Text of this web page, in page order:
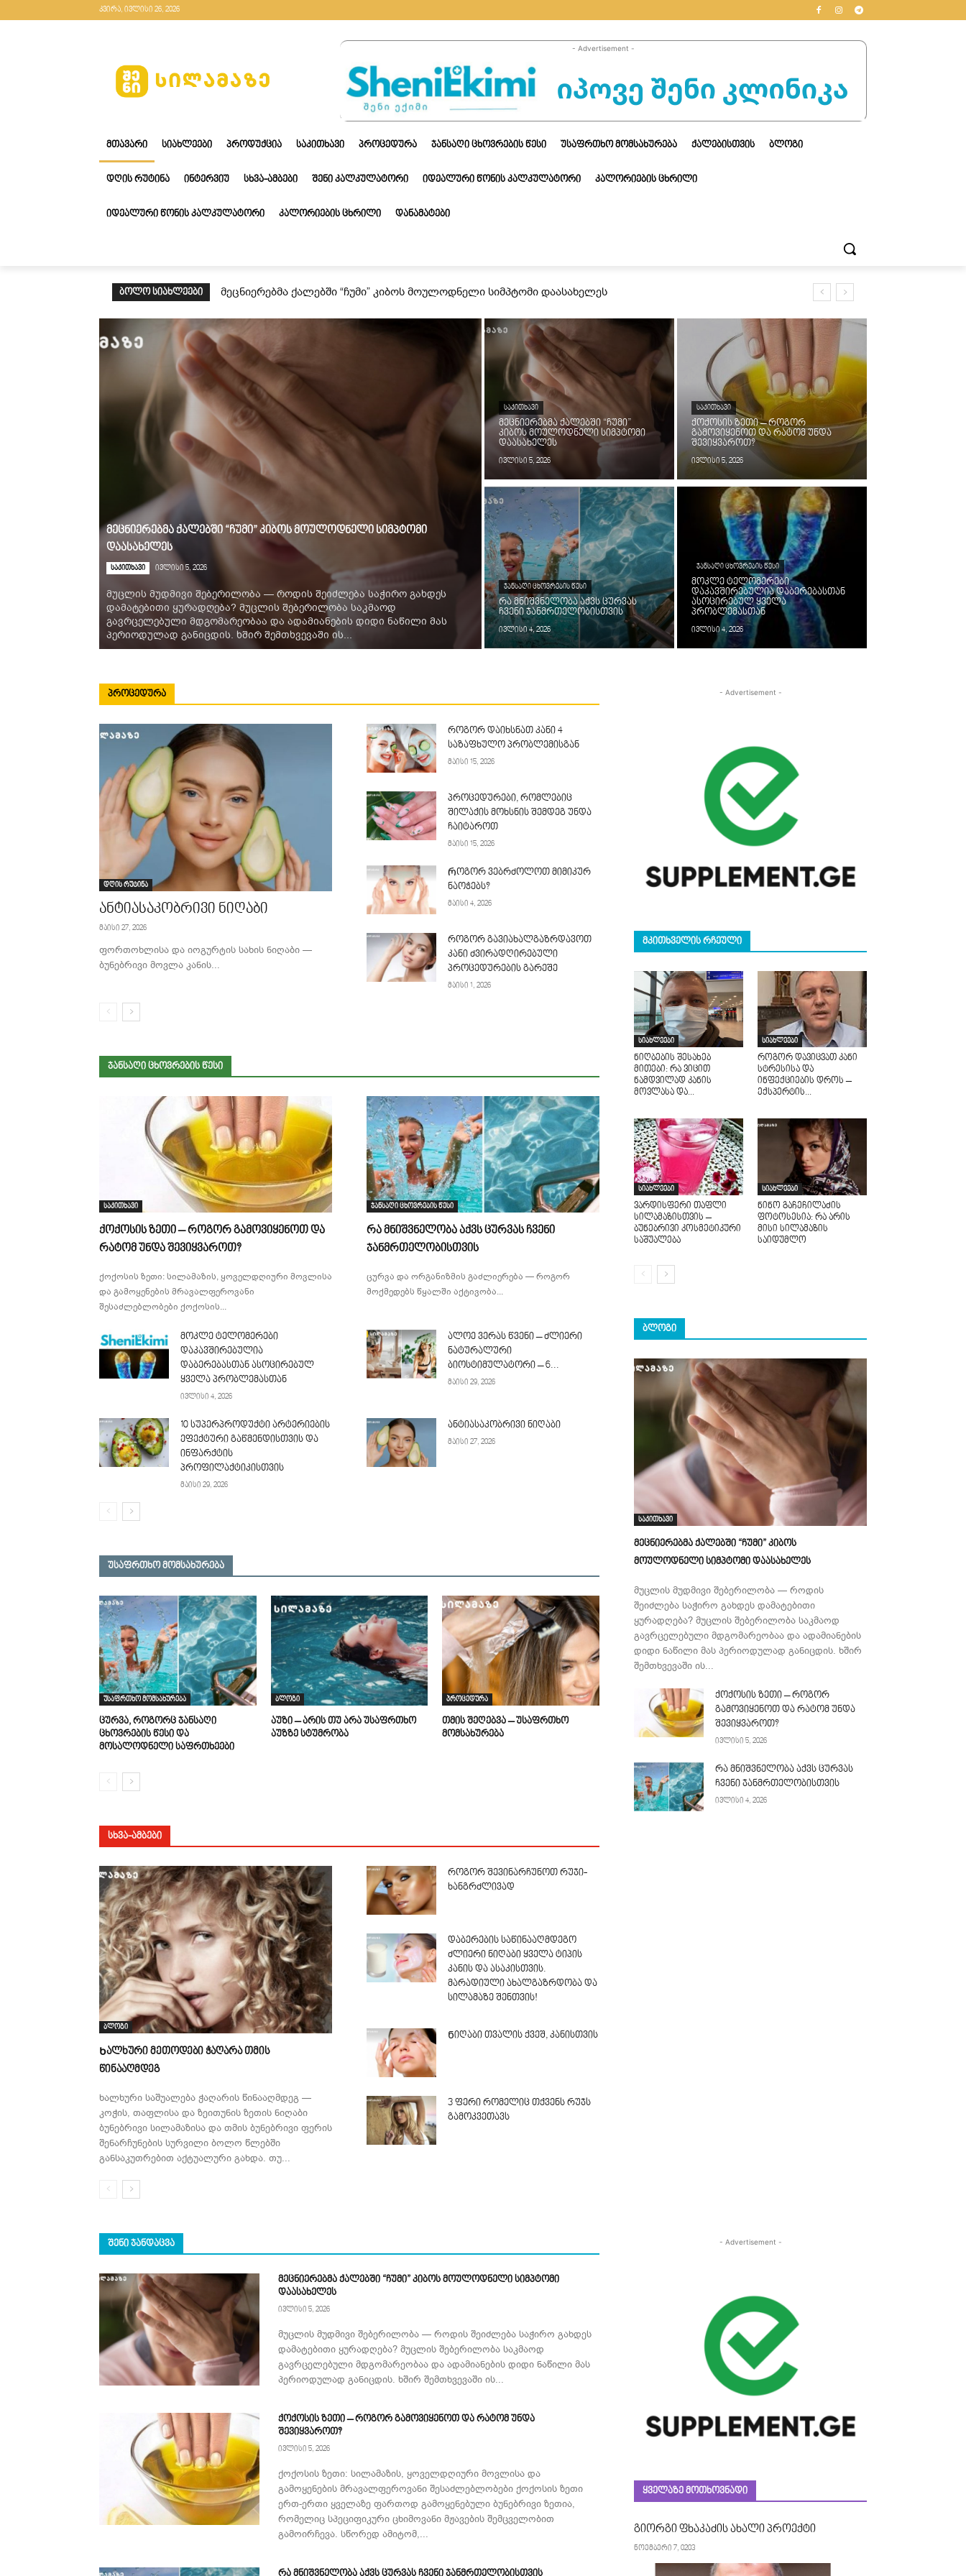
კვირა, ივლისი 26, 2026
- Advertisement -
ᲛᲗᲐᲕᲐᲠᲘ ᲡᲘᲐᲮᲚᲔᲔᲑᲘ ᲞᲠᲝᲓᲣᲥᲪᲘᲐ ᲡᲐᲙᲘᲗᲮᲐᲕᲘ ᲞᲠᲝᲪᲔᲓᲣᲠᲐ ᲯᲐᲜᲡᲐᲦᲘ ᲪᲮᲝᲕᲠᲔᲑᲘᲡ ᲬᲔᲡᲘ ᲣᲡᲐᲤᲠᲗᲮᲝ ᲛᲝᲛᲡᲐᲮᲣᲠᲔᲑᲐ ᲥᲐᲚᲔᲑᲘᲡᲗᲕᲘᲡ ᲑᲚᲝᲒᲘ
ᲓᲦᲘᲡ ᲠᲣᲢᲘᲜᲐ ᲘᲜᲢᲔᲠᲕᲘᲣ ᲡᲮᲕᲐ-ᲐᲛᲑᲔᲑᲘ ᲨᲔᲜᲘ ᲙᲐᲚᲙᲣᲚᲐᲢᲝᲠᲘ ᲘᲓᲔᲐᲚᲣᲠᲘ ᲬᲝᲜᲘᲡ ᲙᲐᲚᲙᲣᲚᲐᲢᲝᲠᲘ ᲙᲐᲚᲝᲠᲘᲔᲑᲘᲡ ᲪᲮᲠᲘᲚᲘ
ᲘᲓᲔᲐᲚᲣᲠᲘ ᲬᲝᲜᲘᲡ ᲙᲐᲚᲙᲣᲚᲐᲢᲝᲠᲘ ᲙᲐᲚᲝᲠᲘᲔᲑᲘᲡ ᲪᲮᲠᲘᲚᲘ ᲓᲐᲜᲐᲛᲐᲢᲔᲑᲘ
ᲑᲝᲚᲝ ᲡᲘᲐᲮᲚᲔᲔᲑᲘ მეცნიერებმა ქალებში “ჩუმი” კიბოს მოულოდნელი სიმპტომი დაასახელეს
მეცნიერებმა ქალებში “ჩუმი” კიბოს მოულოდნელი სიმპტომი
დაასახელეს
საკითხავი ივლისი 5, 2026
მუცლის მუდმივი შებერილობა — როდის შეიძლება საჭირო გახდეს
დამატებითი ყურადღება? მუცლის შებერილობა საკმაოდ
გავრცელებული მდგომარეობაა და ადამიანების დიდი ნაწილი მას
პერიოდულად განიცდის. ხშირ შემთხვევაში ის...
ᲡᲐᲙᲘᲗᲮᲐᲕᲘ
მეცნიერებმა ქალებში “ჩუმი”
კიბოს მოულოდნელი სიმპტომი
დაასახელეს
ივლისი 5, 2026
ᲡᲐᲙᲘᲗᲮᲐᲕᲘ
ქოქოსის ზეთი – როგორ
გამოვიყენოთ და რატომ უნდა
შევიყვაროთ?
ივლისი 5, 2026
ᲯᲐᲜᲡᲐᲦᲘ ᲪᲮᲝᲕᲠᲔᲑᲘᲡ ᲬᲔᲡᲘ
რა მნიშვნელობა აქვს ცურვას
ჩვენი ჯანმრთელობისთვის
ივლისი 4, 2026
ᲯᲐᲜᲡᲐᲦᲘ ᲪᲮᲝᲕᲠᲔᲑᲘᲡ ᲬᲔᲡᲘ
მოკლე ტელომერები
დაკავშირებულია დაბერებასთან
ასოცირებულ ყველა
პრობლემასთან
ივლისი 4, 2026
ᲞᲠᲝᲪᲔᲓᲣᲠᲐ
დღის რუტინა
ანტიასაკობრივი ნიღაბი
მაისი 27, 2026
ფორთოხლისა და იოგურტის სახის ნიღაბი —
ბუნებრივი მოვლა კანის...
როგორ დაიხსნათ კანი 4
საზაფხულო პრობლემისგან
მაისი 15, 2026
პროცედურები, რომლებიც
შილაქის მოხსნის შემდეგ უნდა
ჩაიტაროთ
მაისი 15, 2026
Როგორ ვებრძოლოთ მიმიკურ
ნაოჭებს?
მაისი 4, 2026
როგორ გავიახალგაზრდავოთ
კანი ძვირადღირებული
პროცედურების გარეშე
მაისი 1, 2026
ᲯᲐᲜᲡᲐᲦᲘ ᲪᲮᲝᲕᲠᲔᲑᲘᲡ ᲬᲔᲡᲘ
საკითხავი
ქოქოსის ზეთი – როგორ გამოვიყენოთ და
რატომ უნდა შევიყვაროთ?
ქოქოსის ზეთი: სილამაზის, ყოველდღიური მოვლისა
და გამოყენების მრავალფეროვანი
შესაძლებლობები ქოქოსის...
ჯანსაღი ცხოვრების წესი
რა მნიშვნელობა აქვს ცურვას ჩვენი
ჯანმრთელობისთვის
ცურვა და ორგანიზმის გაძლიერება — როგორ
მოქმედებს წყალში აქტივობა...
მოკლე ტელომერები
დაკავშირებულია
დაბერებასთან ასოცირებულ
ყველა პრობლემასთან
ივლისი 4, 2026
ალოე ვერას წვენი – ძლიერი
ნატურალური
ბიოსტიმულატორი – 6...
მაისი 29, 2026
10 სუპერპროდუქტი არტერიების
ეფექტური გაწმენდისთვის და
ინფარქტის
პროფილაქტიკისთვის
მაისი 29, 2026
ანტიასაკობრივი ნიღაბი
მაისი 27, 2026
უსაფრთხო მომსახურება
უსაფრთხო მომსახურება
ცურვა, როგორც ჯანსაღი
ცხოვრების წესი და
მოსალოდნელი საფრთხეები
ბლოგი
აუზი – არის თუ არა უსაფრთხო
აუზზე სტუმრობა
პროცედურა
თმის შეღებვა – უსაფრთხო
მომსახურება
ᲡᲮᲕᲐ-ᲐᲛᲑᲔᲑᲘ
ბლოგი
Ხალხური მეთოდები ჭაღარა თმის
წინააღმდეგ
ხალხური საშუალება ჭაღარის წინააღმდეგ —
კოჭის, თაფლისა და ზეითუნის ზეთის ნიღაბი
ბუნებრივი სილამაზისა და თმის ბუნებრივი ფერის
შენარჩუნების სურვილი ბოლო წლებში
განსაკუთრებით აქტუალური გახდა. თუ...
როგორ შევინარჩუნოთ რუჯი-
ხანგრძლივად
დაბერების საწინააღმდეგო
ძლიერი ნიღაბი ყველა ტიპის
კანის და ასაკისთვის.
მარადიული ახალგაზრდობა და
სილამაზე შენთვის!
Ნიღაბი თვალის ქვეშ, კანისთვის
3 ფერი რომელიც თქვენს რუჯს
გამოკვეთავს
- Advertisement -
ᲛᲙᲘᲗᲮᲕᲔᲚᲘᲡ ᲠᲩᲔᲣᲚᲘ
სიახლეები
ნიღბების შესახებ
მითები: რა ვიცით
ნამდვილად კანის
მოვლასა და...
სიახლეები
როგორ დავიცვათ კანი
სტრესისა და
ინფექციების დროს –
ექსპერტის...
სიახლეები
ვარდისფერი თაფლი
სილამაზისთვის –
ბუნებრივი კოსმეტიკური
საშუალება
სიახლეები
ნინო გაჩეჩილაძის
ფოტოსესია: რა არის
მისი სილამაზის
საიდუმლო
ᲑᲚᲝᲒᲘ
საკითხავი
მეცნიერებმა ქალებში “ჩუმი” კიბოს
მოულოდნელი სიმპტომი დაასახელეს
მუცლის მუდმივი შებერილობა — როდის
შეიძლება საჭირო გახდეს დამატებითი
ყურადღება? მუცლის შებერილობა საკმაოდ
გავრცელებული მდგომარეობაა და ადამიანების
დიდი ნაწილი მას პერიოდულად განიცდის. ხშირ
შემთხვევაში ის...
ქოქოსის ზეთი – როგორ
გამოვიყენოთ და რატომ უნდა
შევიყვაროთ?
ივლისი 5, 2026
რა მნიშვნელობა აქვს ცურვას
ჩვენი ჯანმრთელობისთვის
ივლისი 4, 2026
ᲨᲔᲜᲘ ᲯᲐᲜᲓᲐᲪᲕᲐ
მეცნიერებმა ქალებში “ჩუმი” კიბოს მოულოდნელი სიმპტომი
დაასახელეს
ივლისი 5, 2026
მუცლის მუდმივი შებერილობა — როდის შეიძლება საჭირო გახდეს
დამატებითი ყურადღება? მუცლის შებერილობა საკმაოდ
გავრცელებული მდგომარეობაა და ადამიანების დიდი ნაწილი მას
პერიოდულად განიცდის. ხშირ შემთხვევაში ის...
ქოქოსის ზეთი – როგორ გამოვიყენოთ და რატომ უნდა
შევიყვაროთ?
ივლისი 5, 2026
ქოქოსის ზეთი: სილამაზის, ყოველდღიური მოვლისა და
გამოყენების მრავალფეროვანი შესაძლებლობები ქოქოსის ზეთი
ერთ-ერთი ყველაზე ფართოდ გამოყენებული ბუნებრივი ზეთია,
რომელიც სპეციფიკური ცხიმოვანი მჟავების შემცველობით
გამოირჩევა. სწორედ ამიტომ,...
- Advertisement -
ᲧᲕᲔᲚᲐᲖᲔ ᲛᲝᲗᲮᲝᲕᲜᲐᲓᲘ
გიორგი ფხაკაძის ახალი პროექტი
ნოემბერი 7, 0203